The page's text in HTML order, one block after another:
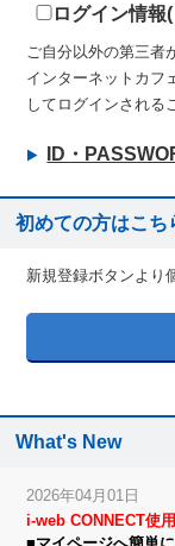
ログイン情報
ご自分以外の第三者
インターネットカフ
してログインされる
ID・
初めての方はこち
新規登録ボタンより
What's New
2026年04月01日
i-web CONNECT使